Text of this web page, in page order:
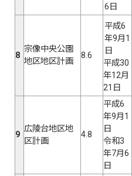
6日
8
宗像中央公園
地区地区計画
8.6
平成6
年9月1
日
平成30
年12月
21日
9
広陵台地区地
区計画
4.8
平成6
年9月1
日
令和3
年7月6
日